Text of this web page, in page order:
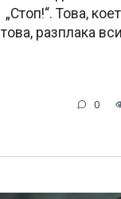
„Стоп!“. Това,
това, разплака
0